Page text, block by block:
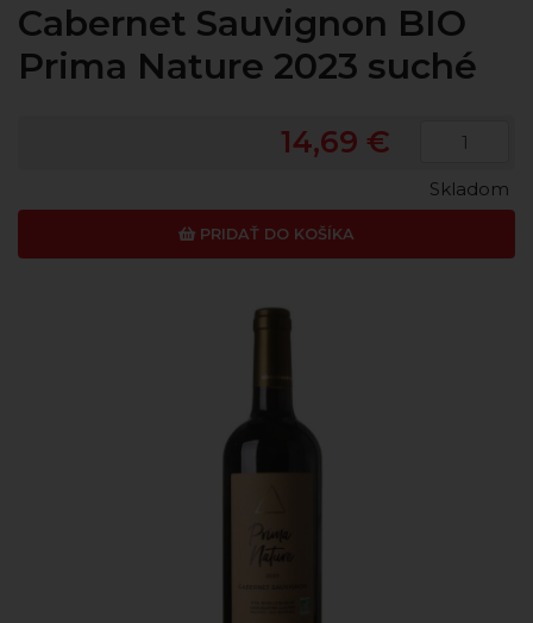
Cabernet Sauvignon BIO
Prima Nature 2023 suché
14,69 €
PRIDAŤ DO KOŠÍKA
Skladom